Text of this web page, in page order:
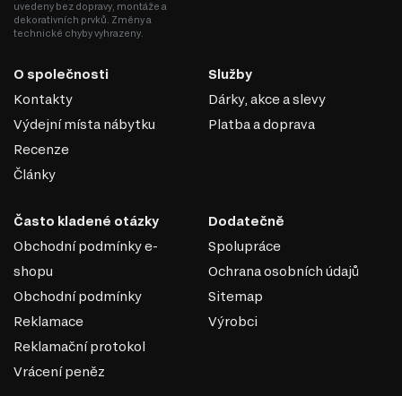
uvedeny bez dopravy, montáže a
dekorativních prvků. Změny a
technické chyby vyhrazeny.
O společnosti
Kontakty
Výdejní místa nábytku
Recenze
Články
Služby
Dárky, akce a slevy
Platba a doprava
Často kladené otázky
Obchodní podmínky e-
shopu
Obchodní podmínky
Reklamace
Reklamační protokol
Vrácení peněz
Dodatečně
Spolupráce
Ochrana osobních údajů
Sitemap
Výrobci